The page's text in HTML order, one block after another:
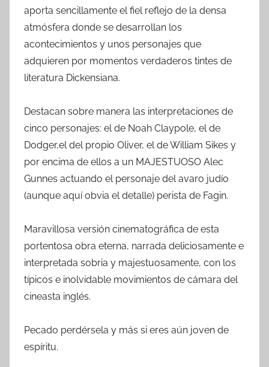
aporta sencillamente el fiel reflejo de la densa
atmósfera donde se desarrollan los
acontecimientos y unos personajes que
adquieren por momentos verdaderos tintes de
literatura Dickensiana.
Destacan sobre manera las interpretaciones de
cinco personajes: el de Noah Claypole, el de
Dodger,el del propio Oliver, el de William Sikes y
por encima de ellos a un MAJESTUOSO Alec
Gunnes actuando el personaje del avaro judío
(aunque aquí obvia el detalle) perista de Fagin.
Maravillosa versión cinematográfica de esta
portentosa obra eterna, narrada deliciosamente e
interpretada sobria y majestuosamente, con los
típicos e inolvidable movimientos de cámara del
cineasta inglés.
Pecado perdérsela y más si eres aún joven de
espíritu.